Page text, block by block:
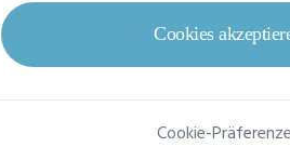
Grammatur
Komposition
Single jersey Strick Elastan Bio
Cookies
Cookie-